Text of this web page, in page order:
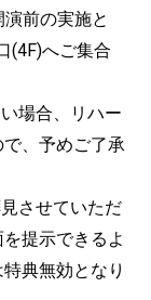
前の実施と
(4F)へご集合
場合、リハー
、予めご了承
させていただ
提示できるよ
典無効となり